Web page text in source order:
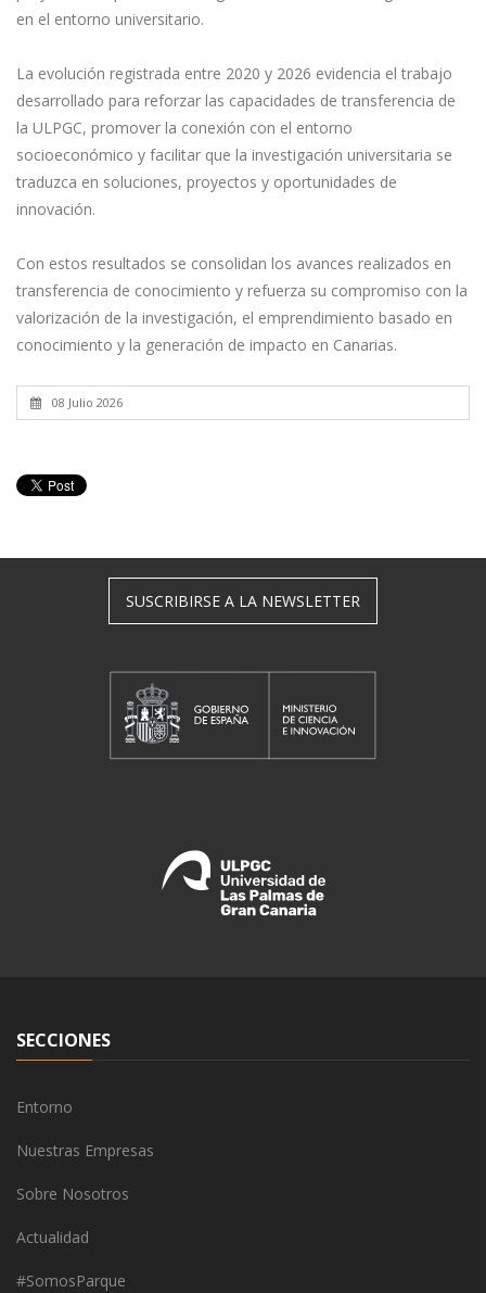
en el entorno universitario.
La evolución registrada entre 2020 y 2026 evidencia el trabajo
desarrollado para reforzar las capacidades de transferencia de
la ULPGC, promover la conexión con el entorno
socioeconómico y facilitar que la investigación universitaria se
traduzca en soluciones, proyectos y oportunidades de
innovación.
Con estos resultados se consolidan los avances realizados en
transferencia de conocimiento y refuerza su compromiso con la
valorización de la investigación, el emprendimiento basado en
conocimiento y la generación de impacto en Canarias.
08 Julio 2026
SUSCRIBIRSE A LA NEWSLETTER
SECCIONES
Entorno
Nuestras Empresas
Sobre Nosotros
Actualidad
#SomosParque